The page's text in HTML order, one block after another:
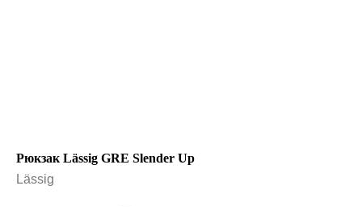
Рюкзак Lässig GRE Slender Up
Lässig